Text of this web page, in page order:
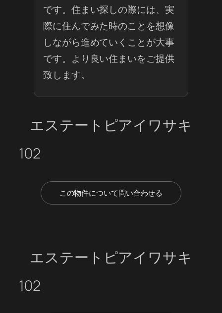
です。住まい探しの際には、実
際に住んでみた時のことを想像
しながら進めていくことが大事
です。より良い住まいをご提供
致します。
エステートピアイワサキ
102
この物件について問い合わせる
エステートピアイワサキ
102